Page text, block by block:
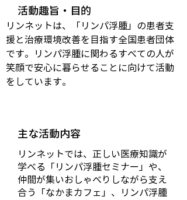
活動趣旨・目的
リンネットは、「リンパ浮腫」の患者支
援と治療環境改善を目指す全国患者団体
です。リンパ浮腫に関わるすべての人が
笑顔で安心に暮らせることに向けて活動
をしています。
主な活動内容
リンネットでは、正しい医療知識が
学べる「リンパ浮腫セミナー」や、
仲間が集いおしゃべりしながら支え
合う「なかまカフェ」、リンパ浮腫